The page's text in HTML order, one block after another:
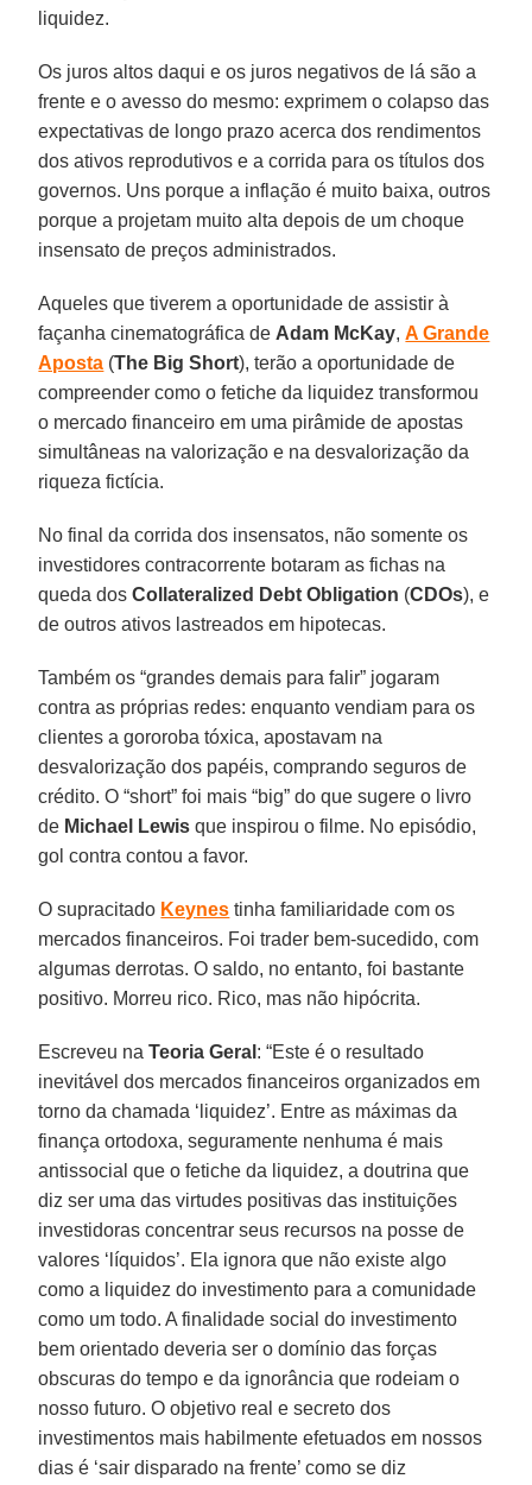
liquidez.
Os juros altos daqui e os juros negativos de lá são a
frente e o avesso do mesmo: exprimem o colapso das
expectativas de longo prazo acerca dos rendimentos
dos ativos reprodutivos e a corrida para os títulos dos
governos. Uns porque a inflação é muito baixa, outros
porque a projetam muito alta depois de um choque
insensato de preços administrados.
Aqueles que tiverem a oportunidade de assistir à
façanha cinematográfica de Adam McKay,A Grande
Aposta (The Big Short), terão a oportunidade de
compreender como o fetiche da liquidez transformou
o mercado financeiro em uma pirâmide de apostas
simultâneas na valorização e na desvalorização da
riqueza fictícia.
No final da corrida dos insensatos, não somente os
investidores contracorrente botaram as fichas na
queda dosCollateralized Debt Obligation (CDOs), e
de outros ativos lastreados em hipotecas.
Também os “grandes demais para falir” jogaram
contra as próprias redes: enquanto vendiam para os
clientes a gororoba tóxica, apostavam na
desvalorização dos papéis, comprando seguros de
crédito. O “short” foi mais “big” do que sugere o livro
de Michael Lewis que inspirou o filme. No episódio,
gol contra contou a favor.
O supracitado Keynes tinha familiaridade com os
mercados financeiros. Foi trader bem-sucedido, com
algumas derrotas. O saldo, no entanto, foi bastante
positivo. Morreu rico. Rico, mas não hipócrita.
Escreveu naTeoria Geral : “Este é o resultado
inevitável dos mercados financeiros organizados em
torno da chamada ‘liquidez’. Entre as máximas da
finança ortodoxa, seguramente nenhuma é mais
antissocial que o fetiche da liquidez, a doutrina que
diz ser uma das virtudes positivas das instituições
investidoras concentrar seus recursos na posse de
valores ‘líquidos’. Ela ignora que não existe algo
como a liquidez do investimento para a comunidade
como um todo. A finalidade social do investimento
bem orientado deveria ser o domínio das forças
obscuras do tempo e da ignorância que rodeiam o
nosso futuro. O objetivo real e secreto dos
investimentos mais habilmente efetuados em nossos
dias é ‘sair disparado na frente’ como se diz